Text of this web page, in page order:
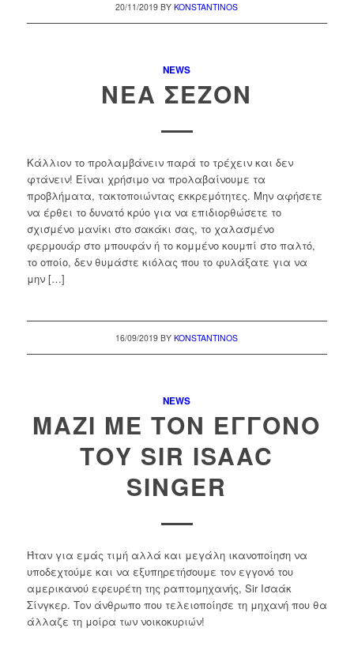
20/11/2019 BYKONSTANTINOS
NEWS
ΝΈΑ ΣΕΖΌΝ
Κάλλιον το προλαμβάνειν παρά το τρέχειν και δεν
φτάνειν! Είναι χρήσιμο να προλαβαίνουμε τα
προβλήματα, τακτοποιώντας εκκρεμότητες. Μην αφήσετε
να έρθει το δυνατό κρύο για να επιδιορθώσετε το
σχισμένο μανίκι στο σακάκι σας, το χαλασμένο
φερμουάρ στο μπουφάν ή το κομμένο κουμπί στο παλτό,
το οποίο, δεν θυμάστε κιόλας που το φυλάξατε για να
μην […]
16/09/2019 BYKONSTANTINOS
NEWS
ΜΑΖΊ ΜΕ ΤΟΝ ΕΓΓΟΝΌ
ΤΟΥ SIR ISAAC
SINGER
Ήταν για εμάς τιμή αλλά και μεγάλη ικανοποίηση να
υποδεχτούμε και να εξυπηρετήσουμε τον εγγονό του
αμερικανού εφευρέτη της ραπτομηχανής, Sir Ισαάκ
Σίνγκερ. Τον άνθρωπο που τελειοποίησε τη μηχανή που θα
άλλαζε τη μοίρα των νοικοκυριών!